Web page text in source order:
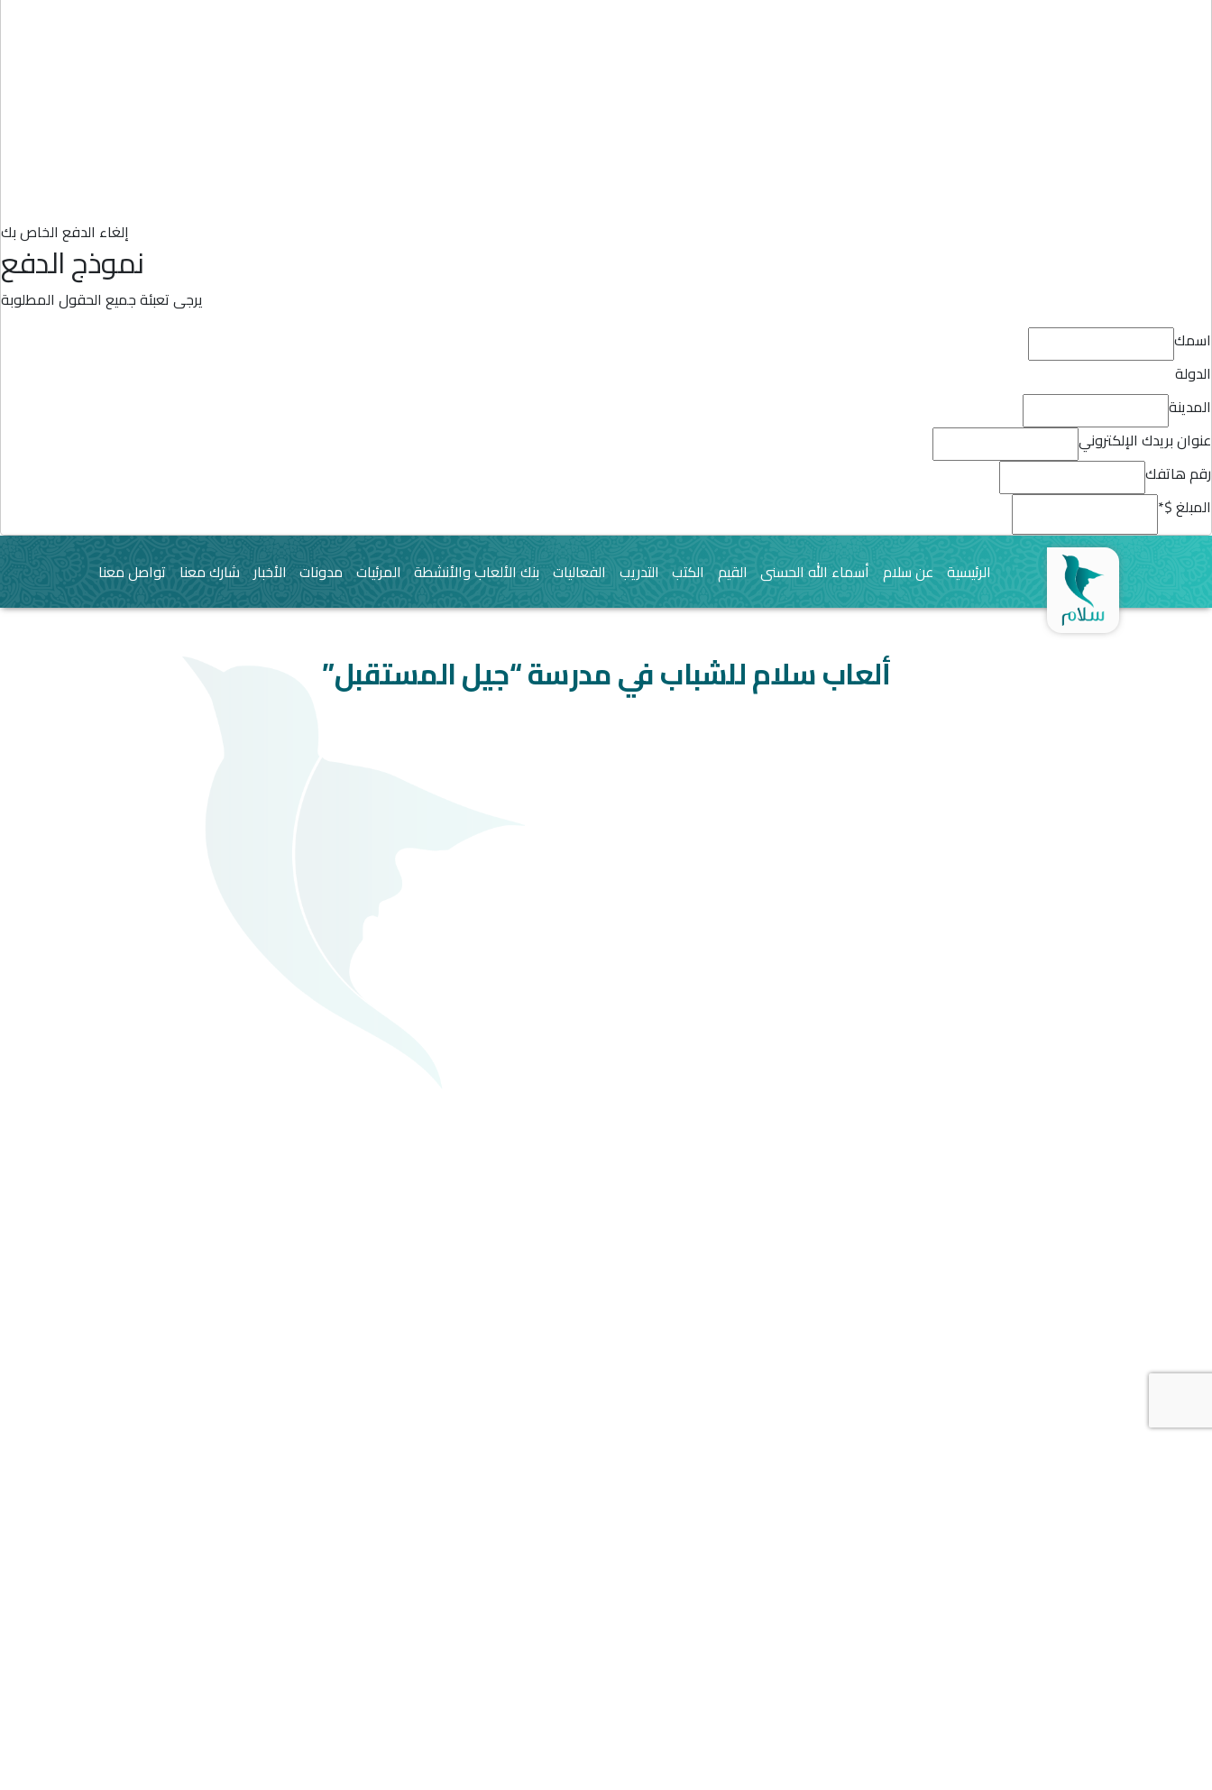
إلغاء الدفع الخاص بك
نموذج الدفع
يرجى تعبئة جميع الحقول المطلوبة
اسمك
الدولة
المدينة
عنوان بريدك الإلكتروني
رقم هاتفك
المبلغ $*
الرئيسية عن سلام أسماء الله الحسنى القيم الكتب التدريب الفعاليات بنك الألعاب والأنشطة المرئيات مدونات الأخبار شارك معنا تواصل معنا
ألعاب سلام للشباب في مدرسة “جيل المستقبل”